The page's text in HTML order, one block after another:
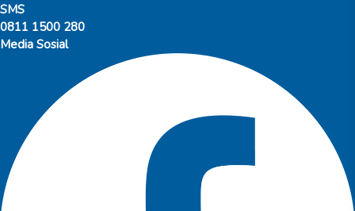
SMS
0811 1500 280
Media Sosial